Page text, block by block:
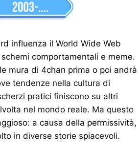
influenza il World Wide Web
comportamentali e meme.
mura di 4chan prima o poi andrà
tendenze nella cultura di
pratici finiscono su altri
nel mondo reale. Ma questo
a causa della permissività,
in diverse storie spiacevoli.